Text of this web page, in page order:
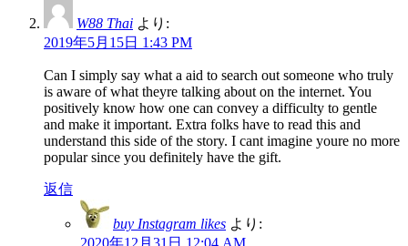
W88 Thai より:
2019年5月15日 1:43 PM
Can I simply say what a aid to search out someone who truly
is aware of what theyre talking about on the internet. You
positively know how one can convey a difficulty to gentle
and make it important. Extra folks have to read this and
understand this side of the story. I cant imagine youre no more
popular since you definitely have the gift.
返信
buy Instagram likes より:
2020年12月31日 12:04 AM